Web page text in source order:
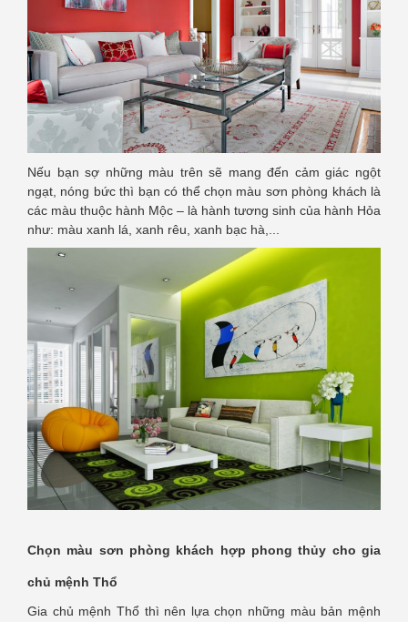
Nếu bạn sợ những màu trên sẽ mang đến cảm giác ngột
ngạt, nóng bức thì bạn có thể chọn màu sơn phòng khách là
các màu thuộc hành Mộc – là hành tương sinh của hành Hỏa
như: màu xanh lá, xanh rêu, xanh bạc hà,...
Chọn màu sơn phòng khách hợp phong thủy cho gia
chủ mệnh Thổ
Gia chủ mệnh Thổ thì nên lựa chọn những màu bản mệnh